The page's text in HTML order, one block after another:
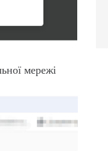
мережі